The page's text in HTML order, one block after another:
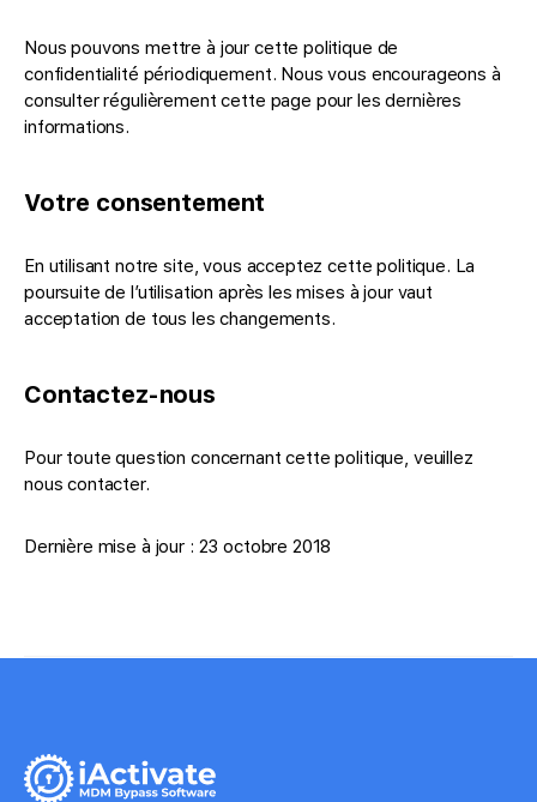
Nous pouvons mettre à jour cette politique de
confidentialité périodiquement. Nous vous encourageons à
consulter régulièrement cette page pour les dernières
informations.
Votre consentement
En utilisant notre site, vous acceptez cette politique. La
poursuite de l’utilisation après les mises à jour vaut
acceptation de tous les changements.
Contactez-nous
Pour toute question concernant cette politique, veuillez
nous contacter.
Dernière mise à jour : 23 octobre 2018